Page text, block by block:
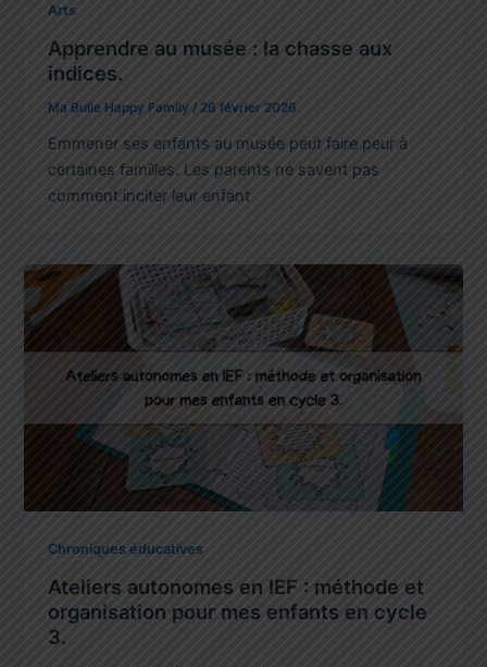
Arts
Apprendre au musée : la chasse aux
indices.
Ma Bulle Happy Family/26 février 2026
Emmener ses enfants au musée peut faire peur à
certaines familles. Les parents ne savent pas
comment inciter leur enfant
Chroniques éducatives
Ateliers autonomes en IEF : méthode et
organisation pour mes enfants en cycle
3.